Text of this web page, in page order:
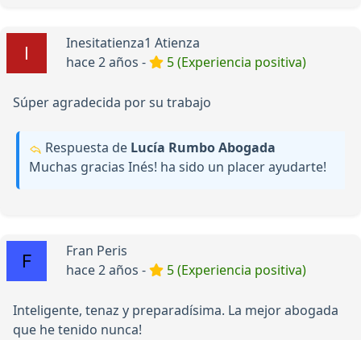
Inesitatienza1 Atienza
hace 2 años -
5 (Experiencia positiva)
Súper agradecida por su trabajo
Respuesta de Lucía Rumbo Abogada
Muchas gracias Inés! ha sido un placer ayudarte!
Fran Peris
hace 2 años -
5 (Experiencia positiva)
Inteligente, tenaz y preparadísima. La mejor abogada
que he tenido nunca!